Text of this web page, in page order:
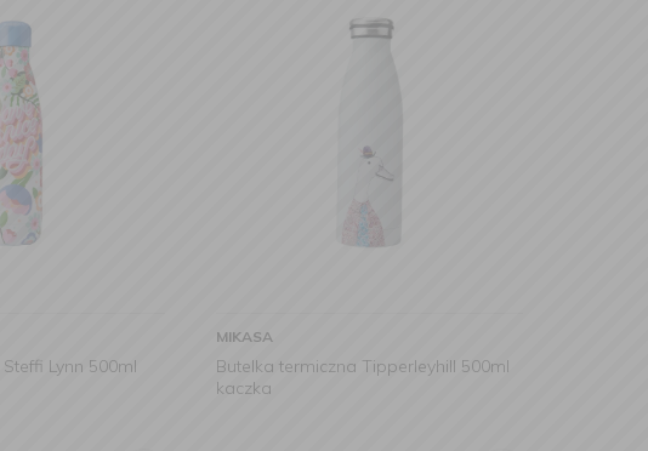
Lynn 500ml
MIKASA
Butelka termiczna Tipperleyhill 500ml
kaczka